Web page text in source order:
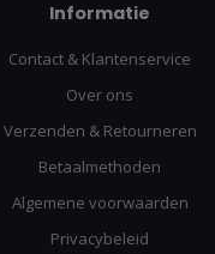
Informatie
Contact & Klantenservice
Over ons
Verzenden & Retourneren
Betaalmethoden
Algemene voorwaarden
Privacybeleid